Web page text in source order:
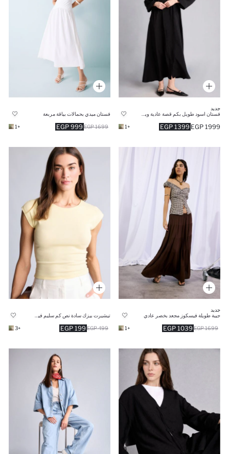
جديد
1399 EGP 1999 EGP
+1
فستان ميدي بحمالات بياقة مربعة
999 EGP 1699 EGP
+1
جديد
جيبة طويلة فيسكوز مجعد بخصر عادي
1039 EGP 1699 EGP
+1
199 EGP 499 EGP
+3